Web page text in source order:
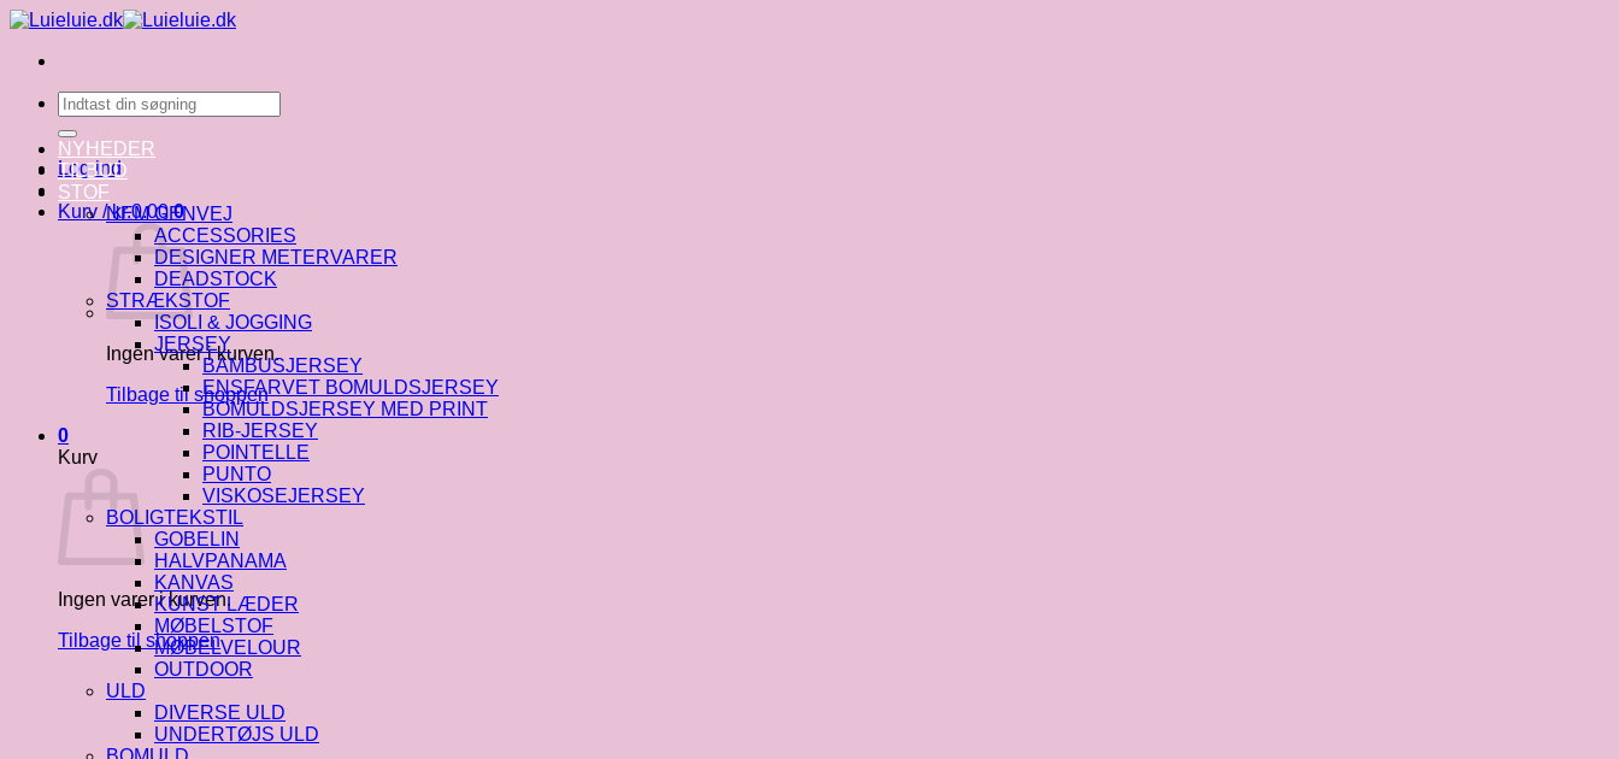
Fortsæt
indhold
Søg
efter:
Log ind
Kurv /kr.0.00 0
Ingen varer i kurven.
Tilbage til shoppen
0
Kurv
Ingen varer i kurven.
Tilbage til shoppen
NYHEDER
TILBUD
STOF
NEM GENVEJ
ACCESSORIES
DESIGNER METERVARER
DEADSTOCK
STRÆKSTOF
ISOLI & JOGGING
JERSEY
BAMBUSJERSEY
ENSFARVET BOMULDSJERSEY
BOMULDSJERSEY MED PRINT
RIB-JERSEY
POINTELLE
PUNTO
VISKOSEJERSEY
BOLIGTEKSTIL
GOBELIN
HALVPANAMA
KANVAS
KUNST LÆDER
MØBELSTOF
MØBELVELOUR
OUTDOOR
ULD
DIVERSE ULD
UNDERTØJS ULD